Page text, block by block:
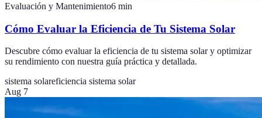
Evaluación y Mantenimiento6 min
Cómo Evaluar la Eficiencia de Tu Sistema Solar
Descubre cómo evaluar la eficiencia de tu sistema solar y optimizar
su rendimiento con nuestra guía práctica y detallada.
sistema solareficiencia sistema solar
Aug 7